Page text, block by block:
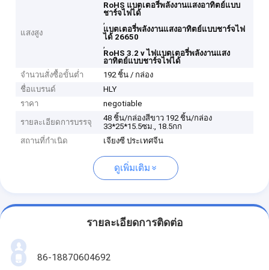
แสงสูง
RoHS แบตเตอรี่พลังงานแสงอาทิตย์แบบ
ชาร์จไฟได้
,
แบตเตอรี่พลังงานแสงอาทิตย์แบบชาร์จไฟ
ได้ 26650
,
RoHS 3.2 v ไฟแบตเตอรี่พลังงานแสง
อาทิตย์แบบชาร์จไฟได้
จำนวนสั่งซื้อขั้นต่ำ
192 ชิ้น / กล่อง
ชื่อแบรนด์
HLY
ราคา
negotiable
รายละเอียดการบรรจุ
48 ชิ้น/กล่องสีขาว 192 ชิ้น/กล่อง
33*25*15.5ซม., 18.5กก
สถานที่กำเนิด
เจียงซี ประเทศจีน
ดูเพิ่มเติม
รายละเอียดการติดต่อ
86-18870604692